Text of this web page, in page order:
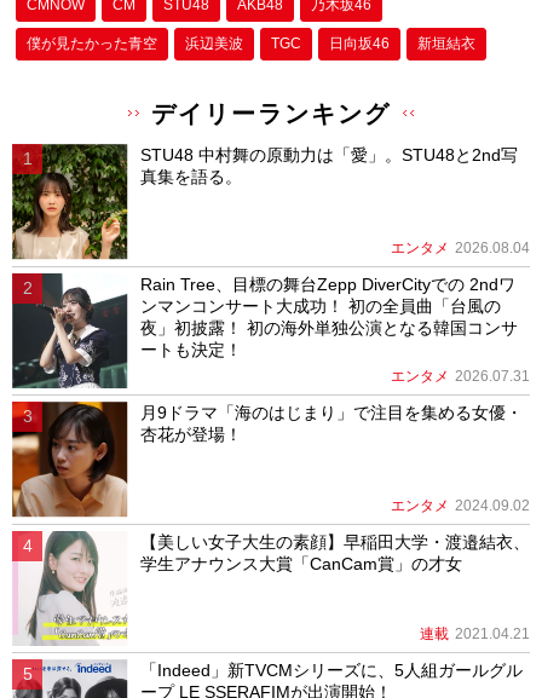
CMNOW CM STU48 AKB48 乃木坂46
僕が⾒たかった⻘空 浜辺美波 TGC 日向坂46 新垣結衣
デイリーランキング
STU48 中村舞の原動力は「愛」。STU48と2nd写
真集を語る。
エンタメ 2026.08.04
Rain Tree、目標の舞台Zepp DiverCityでの 2ndワ
ンマンコンサート大成功！ 初の全員曲「台風の
夜」初披露！ 初の海外単独公演となる韓国コンサ
ートも決定！
エンタメ 2026.07.31
月9ドラマ「海のはじまり」で注目を集める女優・
杏花が登場！
エンタメ 2024.09.02
【美しい女子大生の素顔】早稲田大学・渡邉結衣、
学生アナウンス大賞「CanCam賞」の才女
連載 2021.04.21
「Indeed」新TVCMシリーズに、5人組ガールグル
ープ LE SSERAFIMが出演開始！